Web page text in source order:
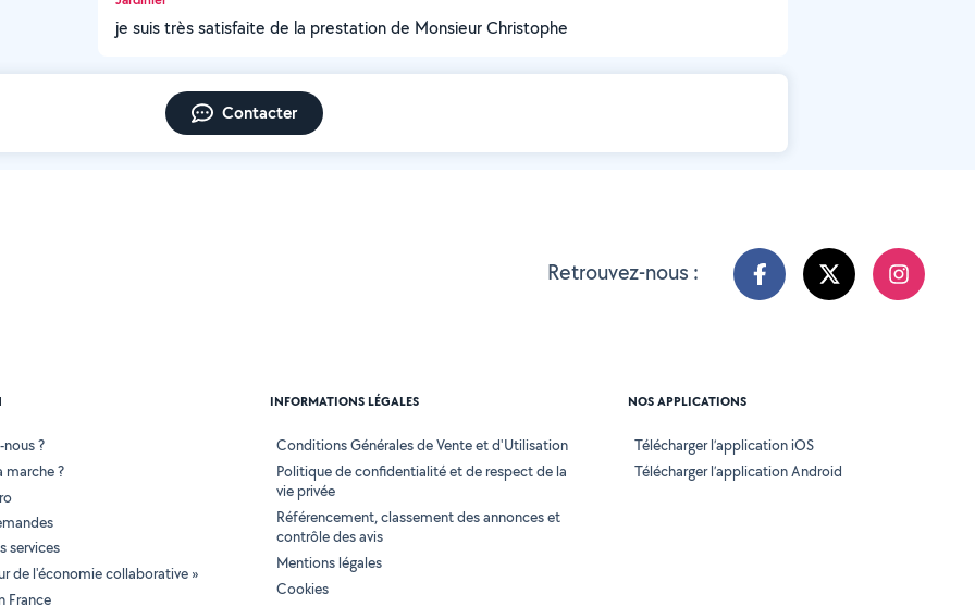
je suis très satisfaite de la prestation de Monsieur Christophe
Contacter
Retrouvez-nous :
?
?
services
de l'économie collaborative »
France
INFORMATIONS LÉGALES
Conditions Générales de Vente et d'Utilisation
Politique de confidentialité et de respect de la
vie privée
Référencement, classement des annonces et
contrôle des avis
Mentions légales
Cookies
NOS APPLICATIONS
Télécharger l’application iOS
Télécharger l’application Android